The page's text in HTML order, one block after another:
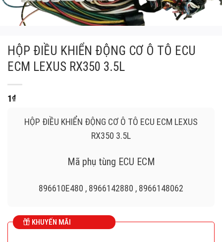
HỘP ĐIỀU KHIỂN ĐỘNG CƠ Ô TÔ ECU
ECM LEXUS RX350 3.5L
1₫
HỘP ĐIỀU KHIỂN ĐỘNG CƠ Ô TÔ ECU ECM LEXUS
RX350 3.5L
Mã phụ tùng ECU ECM
896610E480 , 8966142880 , 8966148062
DENSO ECU
KHUYẾN MÃI